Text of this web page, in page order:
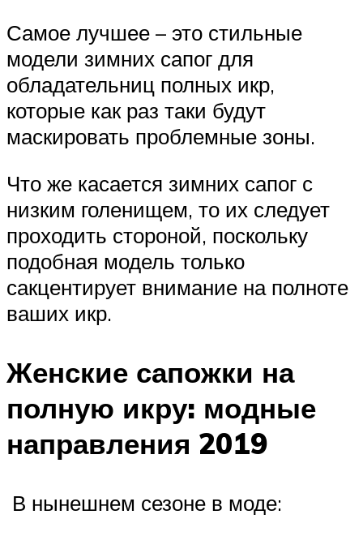
Самое лучшее – это стильные
модели зимних сапог для
обладательниц полных икр,
которые как раз таки будут
маскировать проблемные зоны.
Что же касается зимних сапог с
низким голенищем, то их следует
проходить стороной, поскольку
подобная модель только
сакцентирует внимание на полноте
ваших икр.
Женские сапожки на
полную икру: модные
направления 2019
В нынешнем сезоне в моде: